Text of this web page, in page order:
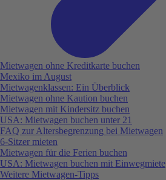
Mietwagen ohne Kreditkarte buchen
Mexiko im August
Mietwagenklassen: Ein Überblick
Mietwagen ohne Kaution buchen
Mietwagen mit Kindersitz buchen
USA: Mietwagen buchen unter 21
FAQ zur Altersbegrenzung bei Mietwagen
6-Sitzer mieten
Mietwagen für die Ferien buchen
USA: Mietwagen buchen mit Einwegmiete
Weitere Mietwagen-Tipps